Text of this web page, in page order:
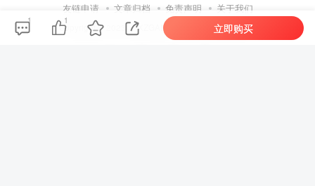
友链申请 文章归档 免责声明 关于我们
Copyright © 2023 ·KXZGAME · 由Zibll主题强力驱动.
1 1
立即购买